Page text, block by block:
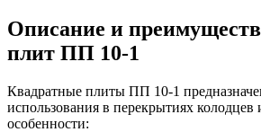
Описание и
плит ПП 10-1
Квадратные плиты ПП 10-1
использования в перекрытиях
особенности: